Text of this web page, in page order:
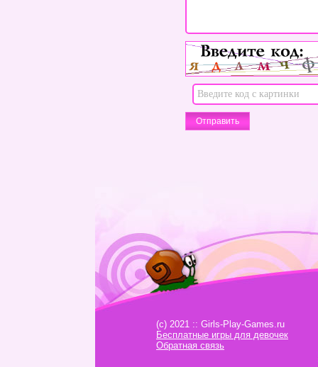
(c) 2021 :: Girls-Play-Games.ru
Бесплатные игры для девочек
Обратная связь